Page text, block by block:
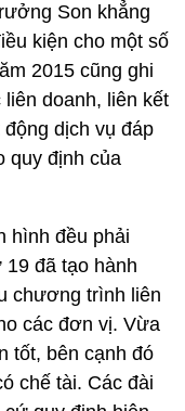
Son khẳng
kiện cho một số
2015 cũng ghi
doanh, liên kết
dịch vụ đáp
quy định của
hình đều phải
đã tạo hành
chương trình liên
các đơn vị. Vừa
tốt, bên cạnh đó
chế tài. Các đài